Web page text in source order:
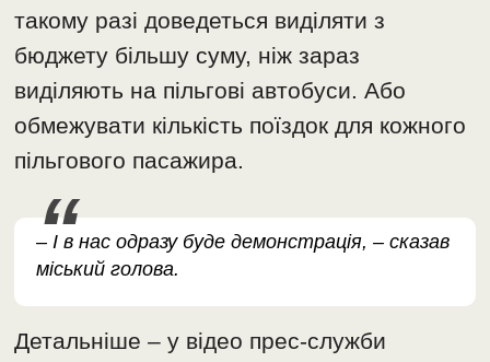
такому разі доведеться виділяти з
бюджету більшу суму, ніж зараз
виділяють на пільгові автобуси. Або
обмежувати кількість поїздок для кожного
пільгового пасажира.
– І в нас одразу буде демонстрація, – сказав
міський голова.
Детальніше – у відео прес-служби